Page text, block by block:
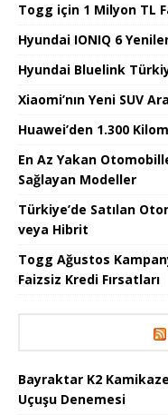
Togg için 1 Milyon TL
Hyundai IONIQ 6
Hyundai Bluelink
Xiaomi’nın Yeni SUV
Huawei’den 1.300
En Az Yakan
Sağlayan Modeller
Türkiye’de Satılan
veya Hibrit
Togg Ağustos
Faizsiz Kredi Fırsatları
Bayraktar K2
Uçuşu Denemesi